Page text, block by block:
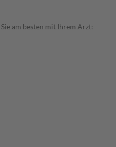
am besten mit Ihrem Arzt: